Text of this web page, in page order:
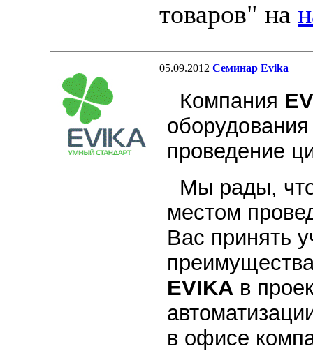
товаров" на
05.09.2012 Семинар Evika
Компания
проведение
Мы рады,
местом
Вас принять
EVIKAв
в офисе